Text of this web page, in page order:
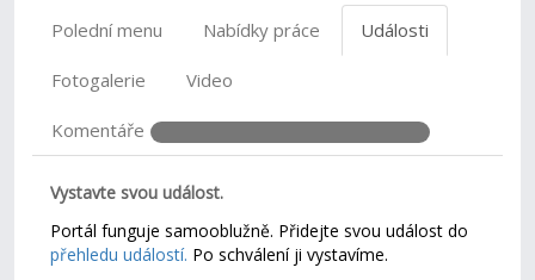
Polední menu Nabídky práce Události
Fotogalerie Video
Komentáře
Vystavte svou událost.
Portál funguje samooblužně. Přidejte svou událost do
přehledu událostí. Po schválení ji vystavíme.